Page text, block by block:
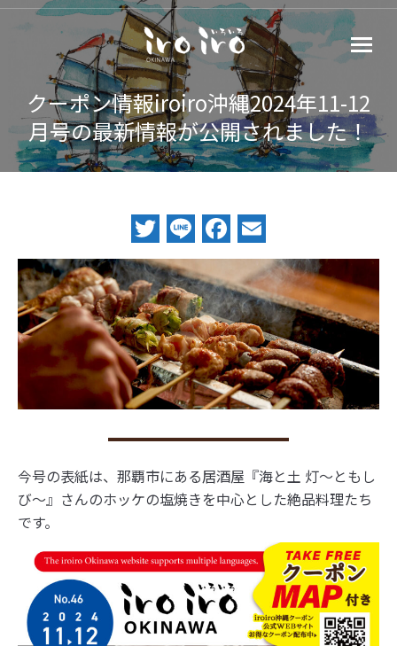
クーポン情報iroiro沖縄2024年11-12
月号の最新情報が公開されました！
Twitter
LineFacebook
今号の表紙は、那覇市にある居酒屋『海と土 灯～ともし
び～』さんのホッケの塩焼きを中心とした絶品料理たち
です。